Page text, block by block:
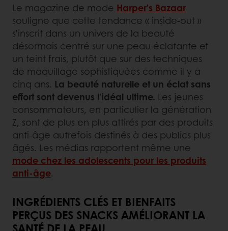
Le magazine de mode Harper’s Bazaar
souligne que cette tendance « inside-out »
s’inscrit dans un univers de la beauté
désormais centré sur une peau éclatante et
un teint frais, plutôt que sur des techniques
de maquillage sophistiquées comme il y a
cinq ans. La beauté naturelle et un éclat sans
effort sont devenus l’idéal ultime. Les jeunes
consommateurs, en particulier la génération
Z, sont de plus en plus attirés par des produits
anti-âge autrefois destinés à des publics plus
âgés. Les médias rapportent même une
mode chez les adolescents pour les produits
anti-âge.
INGRÉDIENTS CLÉS ET BIENFAITS
PERÇUS DES SNACKS AMÉLIORANT LA